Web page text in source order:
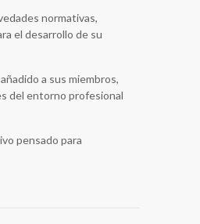
normativas,
el desarrollo de su
a sus miembros,
del entorno profesional
pensado para